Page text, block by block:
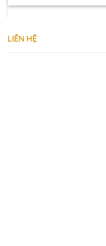
LIÊN HỆ